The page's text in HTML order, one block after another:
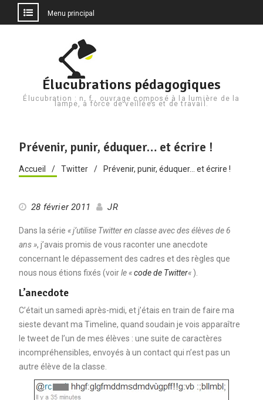
Menu principal
Élucubrations pédagogiques
Élucubration : n. f., ouvrage composé à la lumière de la
lampe, à force de veillées et de travail.
Prévenir, punir, éduquer… et écrire !
Accueil Twitter Prévenir, punir, éduquer… et écrire !
28 février 2011 JR
Dans la série « j’utilise Twitter en classe avec des élèves de 6
ans », j’avais promis de vous raconter une anecdote
concernant le dépassement des cadres et des règles que
nous nous étions fixés (voirle «code de Twitter« ).
L’anecdote
C’était un samedi après-midi, et j’étais en train de faire ma
sieste devant ma Timeline, quand soudain je vois apparaître
le tweet de l’un de mes élèves : une suite de caractères
incompréhensibles, envoyés à un contact qui n’est pas un
autre élève de la classe.